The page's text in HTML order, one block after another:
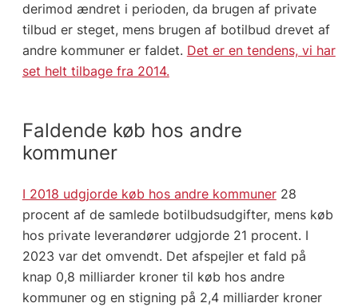
derimod ændret i perioden, da brugen af private
tilbud er steget, mens brugen af botilbud drevet af
andre kommuner er faldet. Det er en tendens, vi har
set helt tilbage fra 2014.
Faldende køb hos andre
kommuner
I 2018 udgjorde køb hos andre kommuner28
procent af de samlede botilbudsudgifter, mens køb
hos private leverandører udgjorde 21 procent. I
2023 var det omvendt. Det afspejler et fald på
knap 0,8 milliarder kroner til køb hos andre
kommuner og en stigning på 2,4 milliarder kroner